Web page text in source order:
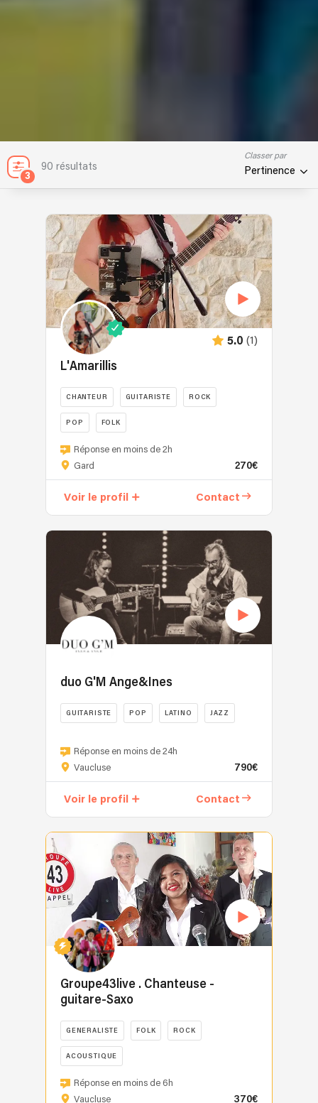
3
90 résultats
Classer par
Pertinence
5.0 (1)
L'Amarillis
CHANTEUR GUITARISTE ROCK
POP FOLK
L'Amarillis
est
rock
et
le
folk.
dans
années
90-
je
m'inspire
sons
et
des
de
cette
époque,
tout
en
y
apportant
touche
personnelle.
Le
public
découvert
en
Réponse en moins de 2h
Gard
270€
Voir le profil Contact
duo G'M Ange&Ines
GUITARISTE POP LATINO JAZZ
c’est
avant
tout
deux
Pas
voix
—
Ines
et
Ange
se
suffisent
eux-
mêmes,
parler
leurs
instruments
avec
intensité
Réponse en moins de 24h
Vaucluse
790€
Voir le profil Contact
Groupe43live . Chanteuse -
guitare-Saxo
GENERALISTE FOLK ROCK
ACOUSTIQUE
🎶
TRIO
Réponse en moins de 6h
Vaucluse
370€